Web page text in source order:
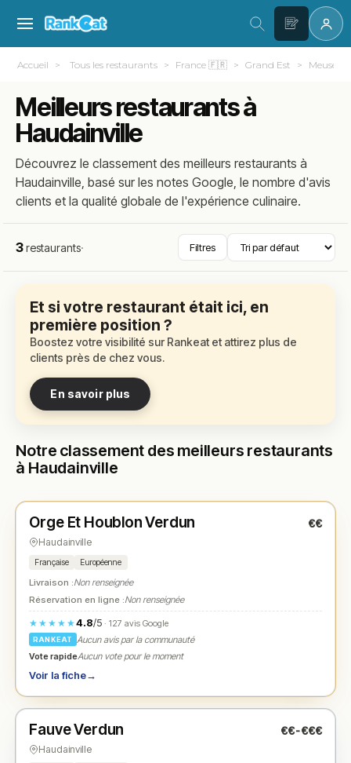
Accueil Tous les restaurants France 🇫🇷 Grand Est Meuse
Meilleurs restaurants à
Haudainville
Découvrez le classement des meilleurs restaurants à
Haudainville, basé sur les notes Google, le nombre d'avis
clients et la qualité globale de l'expérience culinaire.
3restaurants· Filtres
Et si votre restaurant était ici, en
première position ?
Boostez votre visibilité sur Rankeat et attirez plus de
clients près de chez vous.
En savoir plus
Notre classement des meilleurs restaurants
à Haudainville
★ N° 1
Orge Et Houblon Verdun €€
Haudainville
Française Européenne
Livraison :Non renseignée
Réservation en ligne :Non renseignée
★★★★★4.8/5· 127 avis Google
RANKEAT
Aucun avis par la communauté
Vote rapideAucun vote pour le moment
Voir la fiche→
★ N° 2
Fauve Verdun €€-€€€
Haudainville